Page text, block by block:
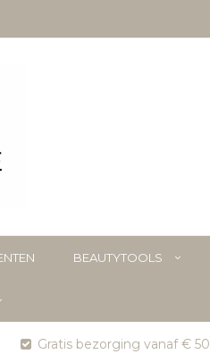
BEAUTYTOOLS
Gratis bezorging vanaf € 50